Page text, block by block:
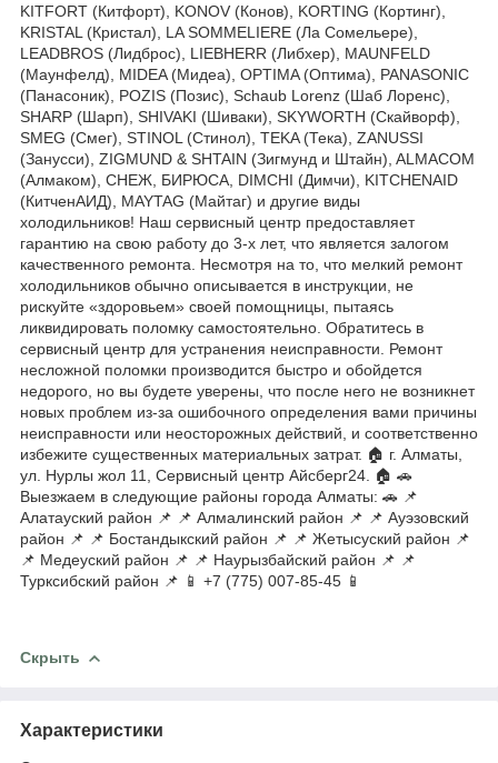
KITFORT (Китфорт), KONOV (Конов), KORTING (Кортинг),
KRISTAL (Кристал), LA SOMMELIERE (Ла Сомельере),
LEADBROS (Лидброс), LIEBHERR (Либхер), MAUNFELD
(Маунфелд), MIDEA (Мидеа), OPTIMA (Оптима), PANASONIC
(Панасоник), POZIS (Позис), Schaub Lorenz (Шаб Лоренс),
SHARP (Шарп), SHIVAKI (Шиваки), SKYWORTH (Скайворф),
SMEG (Смег), STINOL (Стинол), TEKA (Тека), ZANUSSI
(Занусси), ZIGMUND & SHTAIN (Зигмунд и Штайн), ALMACOM
(Алмаком), СНЕЖ, БИРЮСА, DIMCHI (Димчи), KITCHENAID
(КитченАИД), MAYTAG (Майтаг) и другие виды
холодильников! Наш сервисный центр предоставляет
гарантию на свою работу до 3-х лет, что является залогом
качественного ремонта. Несмотря на то, что мелкий ремонт
холодильников обычно описывается в инструкции, не
рискуйте «здоровьем» своей помощницы, пытаясь
ликвидировать поломку самостоятельно. Обратитесь в
сервисный центр для устранения неисправности. Ремонт
несложной поломки производится быстро и обойдется
недорого, но вы будете уверены, что после него не возникнет
новых проблем из-за ошибочного определения вами причины
неисправности или неосторожных действий, и соответственно
избежите существенных материальных затрат. 🏠 г. Алматы,
ул. Нурлы жол 11, Сервисный центр Айсберг24. 🏠 🚗
Выезжаем в следующие районы города Алматы: 🚗 📌
Алатауский район 📌 📌 Алмалинский район 📌 📌 Ауэзовский
район 📌 📌 Бостандыкский район 📌 📌 Жетысуский район 📌
📌 Медеуский район 📌 📌 Наурызбайский район 📌 📌
Турксибский район 📌 📱 +7 (775) 007-85-45 📱
Скрыть
Характеристики